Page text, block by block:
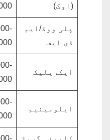
(اوک)
پلی ووڈ/ایم
ڈی ایف
ایکریلیک
ایلومینیم